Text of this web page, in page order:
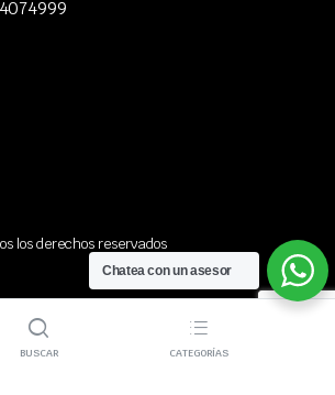
los derechos reservados
BUSCAR CATEGORÍAS
Chatea con un asesor